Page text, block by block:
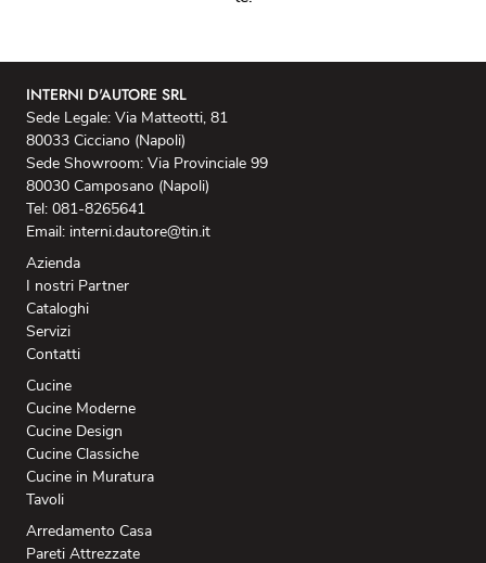
INTERNI D'AUTORE SRL
Sede Legale: Via Matteotti, 81
80033 Cicciano (Napoli)
Sede Showroom: Via Provinciale 99
80030 Camposano (Napoli)
Tel: 081-8265641
Email: interni.dautore@tin.it
Azienda
I nostri Partner
Cataloghi
Servizi
Contatti
Cucine
Cucine Moderne
Cucine Design
Cucine Classiche
Cucine in Muratura
Tavoli
Arredamento Casa
Pareti Attrezzate